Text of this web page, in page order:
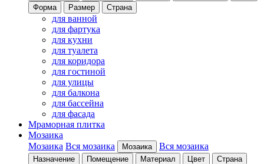
Форма
Размер Страна
для ванной
для фартука
для кухни
для туалета
для коридора
для гостиной
для улицы
для балкона
для бассейна
для фасада
Мраморная плитка
Мозаика
Мозаика Вся мозаика Мозаика Вся мозаика
Назначение Помещение Материал Цвет Страна